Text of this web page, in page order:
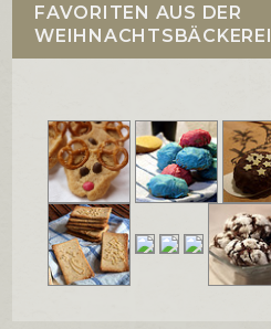
FAVORITEN AUS DER
WEIHNACHTSBÄCKEREI